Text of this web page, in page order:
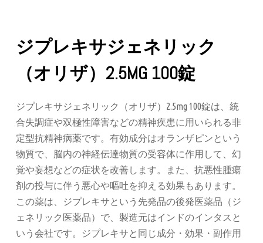
ジプレキサジェネリック
（オリザ）2.5MG 100錠
ジプレキサジェネリック（オリザ）2.5mg 100錠は、統
合失調症や双極性障害などの精神疾患に用いられる非
定型抗精神病薬です。有効成分はオランザピンという
物質で、脳内の神経伝達物質の受容体に作用して、幻
覚や妄想などの症状を改善します。また、抗悪性腫瘍
剤の投与に伴う悪心や嘔吐を抑える効果もあります。
この薬は、ジプレキサという先発品の後発医薬品（ジ
ェネリック医薬品）で、製造元はインドのインタスと
いう会社です。ジプレキサと同じ成分・効果・副作用